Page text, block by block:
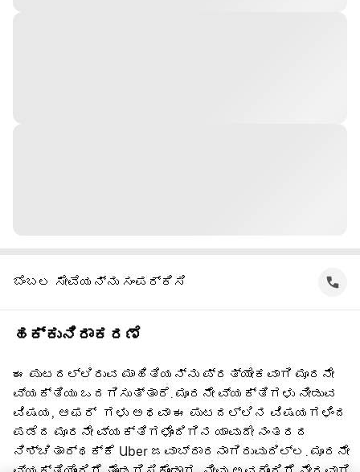
ಬೆಂಬಲ ಸೇವೆಯನ್ನು ಸಂಪರ್ಕಿಸಿ
ಹಕ್ಕುನಿರಾಕರಣೆ
ಈ ಪುಟದಲ್ಲಿರುವ ಮಾಹಿತಿಯನ್ನು ಪ್ರತ್ಯೇಕವಾಗಿ ಮೂರನೇ
ವ್ಯಕ್ತಿಯು ಒದಗಿಸುತ್ತಾರೆ. ಮೂರನೇ ವ್ಯಕ್ತಿಗಳು ನೀಡುವ
ವಿಷಯ, ಆಫರ್ ‌ ಗಳು ಅಥವಾ ಈ ಪುಟದಲ್ಲಿನ ವಿಷಯಗಳಿಂದ
ಪಡೆದ ಮೂರನೇ ವ್ಯಕ್ತಿಗಳೊಂದಿಗಿನ ಯಾವುದೇ ನಂತರದ
ನಿಶ್ಚಿತಾರ್ಥಕ್ಕೆ Uber ಜವಾಬ್ದಾರನಾಗಿರುವುದಿಲ್ಲ. ಮೂರನೇ